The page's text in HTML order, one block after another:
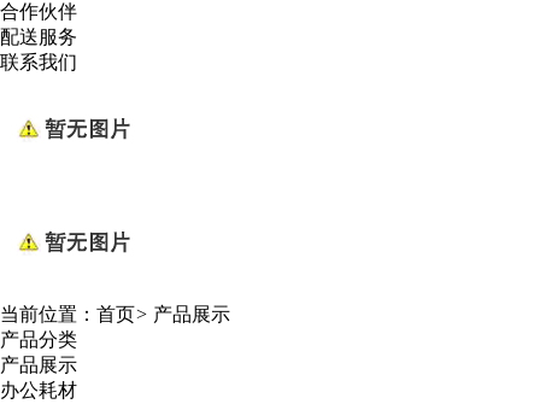
合作伙伴
配送服务
联系我们
当前位置： 首页> 产品展示
产品分类
产品展示
办公耗材